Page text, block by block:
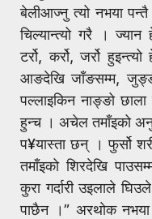
बेलीआज्नु त्यो नभया पन्तै
चिल्यान्त्यो गरै । ज्यान
टर्रो, कर्रो, जर्रो
आङदेखि जाँङसम्म,
पल्लाइकिन नाङ्ङो छाला
हुन्च । अचेल तमाँइको
प¥यास्ता छन् । फुर्सो
तमाँइको शिरदेखि
कुरा गर्दारी उइलाले
पाछैन ।” अरथोक नभया